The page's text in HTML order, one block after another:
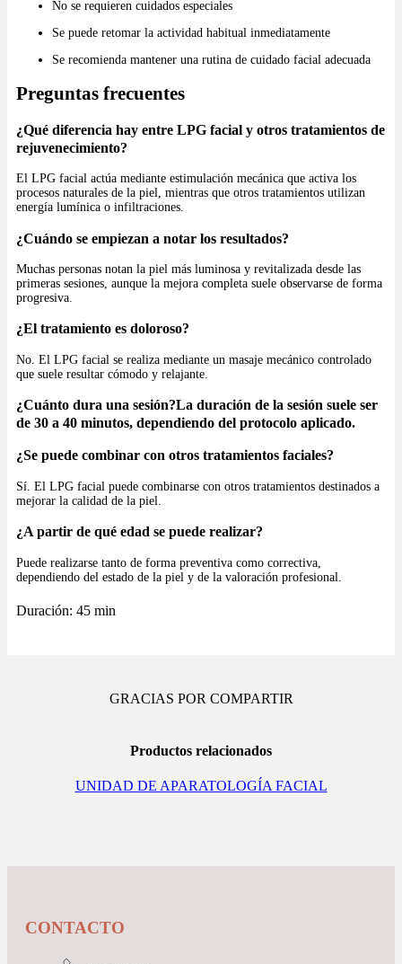
No se requieren cuidados especiales
Se puede retomar la actividad habitual inmediatamente
Se recomienda mantener una rutina de cuidado facial adecuada
Preguntas frecuentes
¿Qué diferencia hay entre LPG facial y otros tratamientos de
rejuvenecimiento?
El LPG facial actúa mediante estimulación mecánica que activa los
procesos naturales de la piel, mientras que otros tratamientos utilizan
energía lumínica o infiltraciones.
¿Cuándo se empiezan a notar los resultados?
Muchas personas notan la piel más luminosa y revitalizada desde las
primeras sesiones, aunque la mejora completa suele observarse de forma
progresiva.
¿El tratamiento es doloroso?
No. El LPG facial se realiza mediante un masaje mecánico controlado
que suele resultar cómodo y relajante.
¿Cuánto dura una sesión?La duración de la sesión suele ser
de 30 a 40 minutos, dependiendo del protocolo aplicado.
¿Se puede combinar con otros tratamientos faciales?
Sí. El LPG facial puede combinarse con otros tratamientos destinados a
mejorar la calidad de la piel.
¿A partir de qué edad se puede realizar?
Puede realizarse tanto de forma preventiva como correctiva,
dependiendo del estado de la piel y de la valoración profesional.
Duración: 45 min
GRACIAS POR COMPARTIR
Productos relacionados
UNIDAD DE APARATOLOGÍA FACIAL
CONTACTO